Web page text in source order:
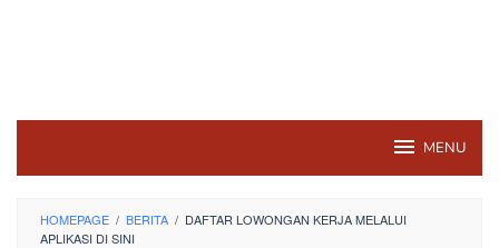
MENU
HOMEPAGE / BERITA / DAFTAR LOWONGAN KERJA MELALUI
APLIKASI DI SINI